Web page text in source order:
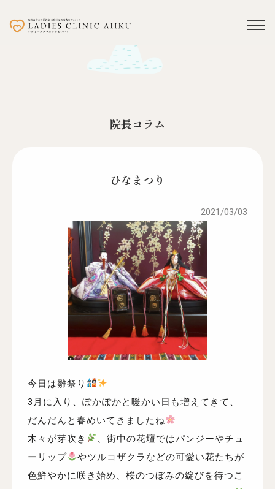
院長コラム
ひなまつり
2021/03/03
今日は雛祭り
3月に入り、ぽかぽかと暖かい日も増えてきて、
だんだんと春めいてきましたね
木々が芽吹き
、街中の花壇ではパンジーやチュ
ーリップ
やツルコザクラなどの可愛い花たちが
色鮮やかに咲き始め、桜のつぼみの綻びを待つこ